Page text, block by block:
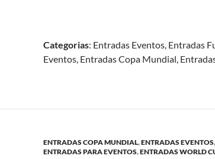
Categorias: Entradas Eventos, Entradas
Eventos, Entradas Copa Mundial,
ENTRADAS COPA MUNDIAL,ENTRADAS EVENTOS,
ENTRADAS PARA EVENTOS,ENTRADAS WORLD